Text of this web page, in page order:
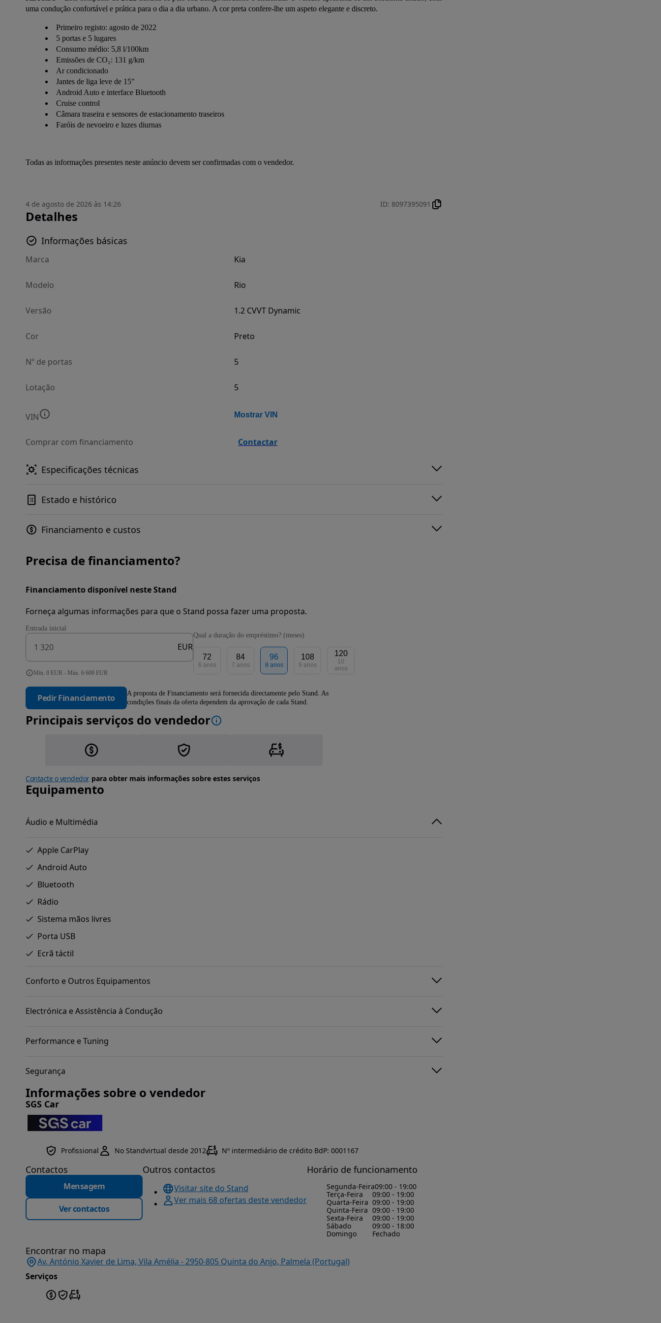
uma condução confortável e prática para o dia a dia urbano. A cor preta confere-lhe um aspeto elegante e discreto.
Primeiro registo: agosto de 2022
5 portas e 5 lugares
Consumo médio: 5,8 l/100km
Emissões de CO₂: 131 g/km
Ar condicionado
Jantes de liga leve de 15"
Android Auto e interface Bluetooth
Cruise control
Câmara traseira e sensores de estacionamento traseiros
Faróis de nevoeiro e luzes diurnas
Todas as informações presentes neste anúncio devem ser confirmadas com o vendedor.
4 de agosto de 2026 às 14:26 ID: 8097395091
Detalhes
Informações básicas
Marca Kia
Modelo Rio
Versão 1.2 CVVT Dynamic
Cor Preto
Nº de portas 5
Lotação 5
VIN Mostrar VIN
Comprar com financiamento Contactar
Especificações técnicas
Estado e histórico
Financiamento e custos
Precisa de financiamento?
Financiamento disponível neste Stand
Forneça algumas informações para que o Stand possa fazer uma proposta.
Entrada inicial
EUR
Mín. 0 EUR - Máx. 6 600 EUR
Qual a duração do empréstimo? (meses)
72
6 anos
84
7 anos
96
8 anos
108
9 anos
120
10
anos
Pedir Financiamento
A proposta de Financiamento será fornecida directamente pelo Stand. As
condições finais da oferta dependem da aprovação de cada Stand.
Principais serviços do vendedor
Contacte o vendedorpara obter mais informações sobre estes serviços
Equipamento
Áudio e Multimédia
Apple CarPlay
Android Auto
Bluetooth
Rádio
Sistema mãos livres
Porta USB
Ecrã táctil
Conforto e Outros Equipamentos
Electrónica e Assistência à Condução
Performance e Tuning
Segurança
Informações sobre o vendedor
SGS Car
Profissional No Standvirtual desde 2012 Nº intermediário de crédito BdP: 0001167
Contactos
Mensagem
Ver contactos
Outros contactos
Visitar site do Stand
Ver mais 68 ofertas deste vendedor
Horário de funcionamento
Segunda-Feira09:00 - 19:00
Terça-Feira
09:00 - 19:00
Quarta-Feira 09:00 - 19:00
Quinta-Feira 09:00 - 19:00
Sexta-Feira
09:00 - 19:00
Sábado
09:00 - 18:00
Domingo
Fechado
Encontrar no mapa
Av. António Xavier de Lima, Vila Amélia - 2950-805 Quinta do Anjo, Palmela (Portugal)
Serviços